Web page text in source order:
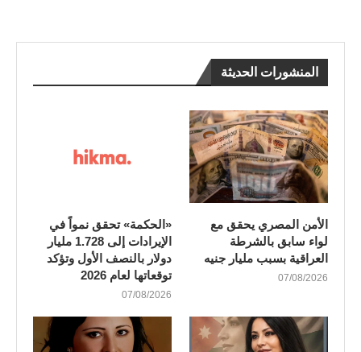
المنشورات الحديثة
الأمن المصري يحقق مع
لواء سابق بالشرطة
العراقية بسبب مليار جنيه
07/08/2026
«الحكمة» تحقق نمواً في
الإيرادات إلى 1.728 مليار
دولار بالنصف الأول وتؤكد
توقعاتها لعام 2026
07/08/2026